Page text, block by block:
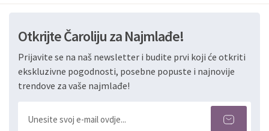
Otkrijte Čaroliju za Najmlađe!
Prijavite se na naš newsletter i budite prvi koji će otkriti
ekskluzivne pogodnosti, posebne popuste i najnovije
trendove za vaše najmlađe!